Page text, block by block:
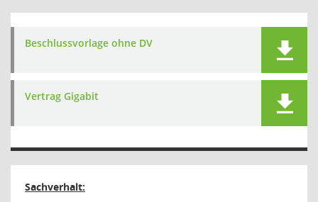
Beschlussvorlage ohne DV
Vertrag Gigabit
Sachverhalt: